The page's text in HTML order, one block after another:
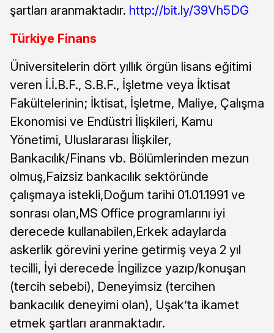
şartları aranmaktadır. http://bit.ly/39Vh5DG
Türkiye Finans
Üniversitelerin dört yıllık örgün lisans eğitimi
veren İ.İ.B.F., S.B.F., İşletme veya İktisat
Fakültelerinin; İktisat, İşletme, Maliye, Çalışma
Ekonomisi ve Endüstri İlişkileri, Kamu
Yönetimi, Uluslararası İlişkiler,
Bankacılık/Finans vb. Bölümlerinden mezun
olmuş,Faizsiz bankacılık sektöründe
çalışmaya istekli,Doğum tarihi 01.01.1991 ve
sonrası olan,MS Office programlarını iyi
derecede kullanabilen,Erkek adaylarda
askerlik görevini yerine getirmiş veya 2 yıl
tecilli, İyi derecede İngilizce yazıp/konuşan
(tercih sebebi), Deneyimsiz (tercihen
bankacılık deneyimi olan), Uşak’ta ikamet
etmek şartları aranmaktadır.